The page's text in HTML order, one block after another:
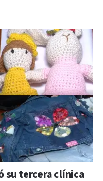
su tercera clínica